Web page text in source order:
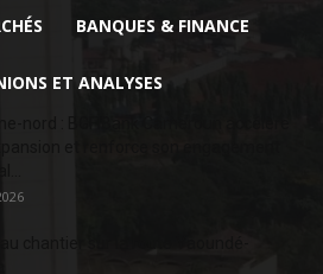
BANQUES & FINANCE
ET ANALYSES